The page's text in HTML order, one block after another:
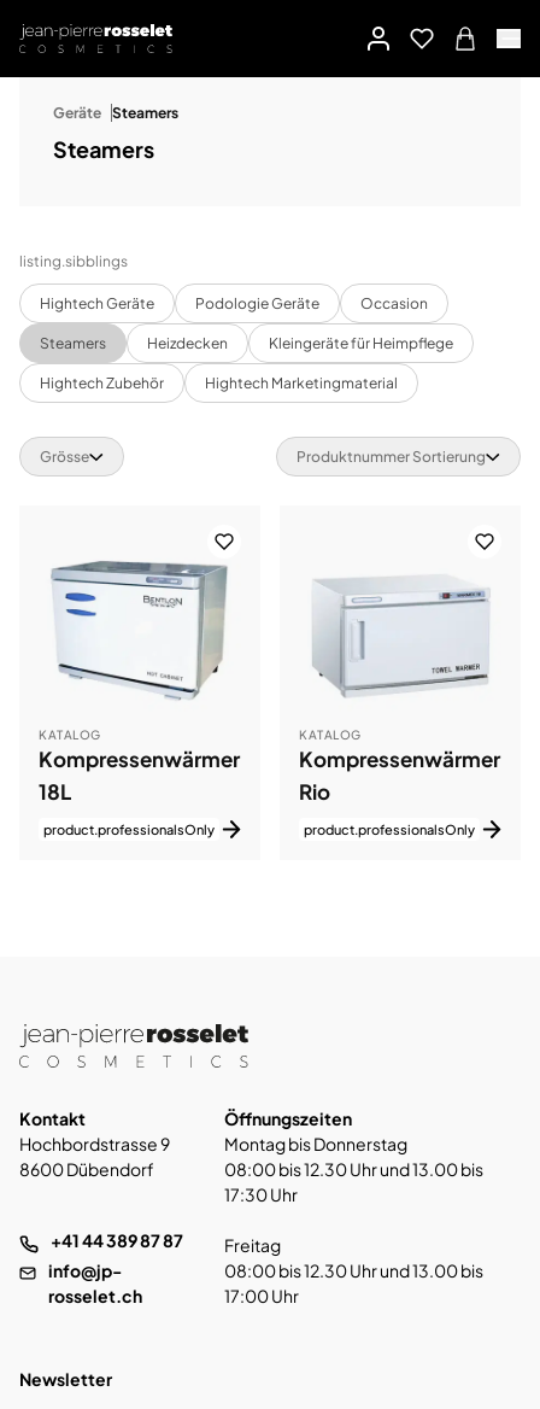
Geräte Steamers
Steamers
listing.sibblings
Hightech Geräte Podologie Geräte Occasion
Steamers Heizdecken Kleingeräte für Heimpflege
Hightech Zubehör Hightech Marketingmaterial
Grösse Produktnummer Sortierung
KATALOG
Kompressenwärmer
18L
product.professionalsOnly
KATALOG
Kompressenwärmer
Rio
product.professionalsOnly
Kontakt
Hochbordstrasse 9
8600 Dübendorf
+41 44 389 87 87
info@jp-
rosselet.ch
Öffnungszeiten
Montag bis Donnerstag
08:00 bis 12.30 Uhr und 13.00 bis
17:30 Uhr
Freitag
08:00 bis 12.30 Uhr und 13.00 bis
17:00 Uhr
Newsletter